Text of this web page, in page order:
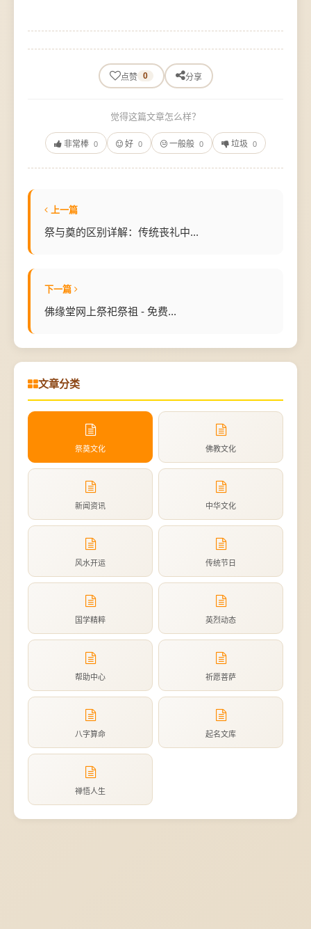
点赞 0 分享
觉得这篇文章怎么样？
非常棒 0 好 0 一般般 0 垃圾 0
上一篇
祭与奠的区别详解：传统丧礼中...
下一篇
佛缘堂网上祭祀祭祖 - 免费...
文章分类
祭奠文化 佛教文化
新闻资讯 中华文化
风水开运 传统节日
国学精粹 英烈动态
帮助中心 祈愿菩萨
八字算命 起名文库
禅悟人生